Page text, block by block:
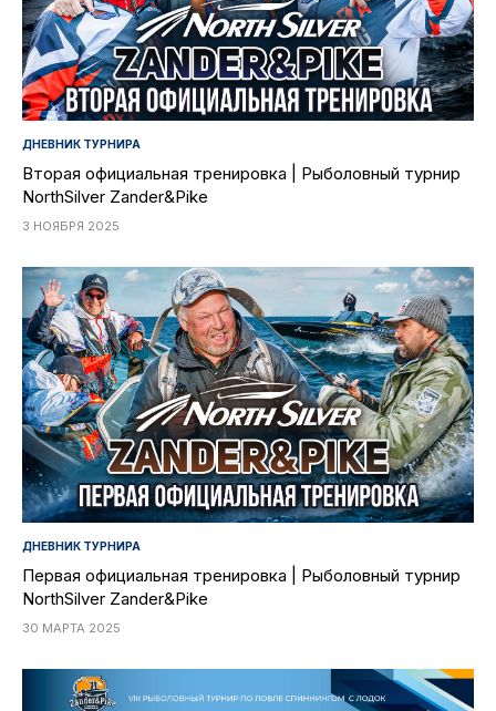
ДНЕВНИК ТУРНИРА
Вторая официальная тренировка | Рыболовный турнир
NorthSilver Zander&Pike
3 НОЯБРЯ 2025
ДНЕВНИК ТУРНИРА
Первая официальная тренировка | Рыболовный турнир
NorthSilver Zander&Pike
30 МАРТА 2025